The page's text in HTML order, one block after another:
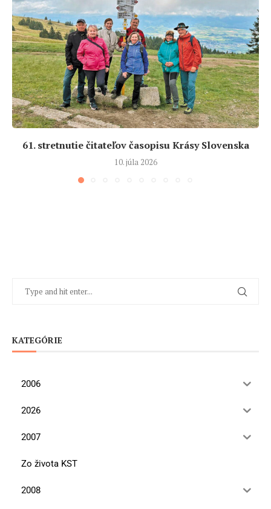
61. stretnutie čitateľov časopisu Krásy Slovenska
10. júla 2026
KATEGÓRIE
2006
2026
2007
Zo života KST
2008